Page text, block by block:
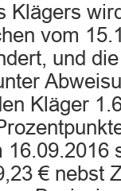
Klägers
vom
und
Kläger
16.09.2016
€ nebst